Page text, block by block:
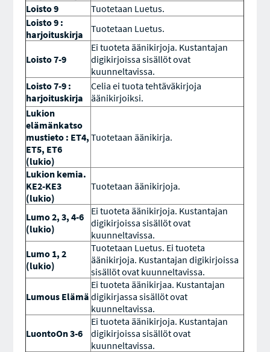
Loisto 9
Tuotetaan Luetus.
Loisto 9 :
harjoituskirja
Tuotetaan Luetus.
Loisto 7-9
Ei tuoteta äänikirjoja. Kustantajan
digikirjoissa sisällöt ovat
kuunneltavissa.
Loisto 7-9 :
harjoituskirja
Celia ei tuota tehtäväkirjoja
äänikirjoiksi.
Lukion
elämänkatso
mustieto : ET4,
ET5, ET6
(lukio)
Tuotetaan äänikirja.
Lukion kemia.
KE2-KE3
(lukio)
Tuotetaan äänikirjoja.
Lumo 2, 3, 4-6
(lukio)
Ei tuoteta äänikirjoja. Kustantajan
digikirjoissa sisällöt ovat
kuunneltavissa.
Lumo 1, 2
(lukio)
Tuotetaan Luetus. Ei tuoteta
äänikirjoja. Kustantajan digikirjoissa
sisällöt ovat kuunneltavissa.
Lumous Elämä
Ei tuoteta äänikirjaa. Kustantajan
digikirjassa sisällöt ovat
kuunneltavissa.
LuontoOn 3-6
Ei tuoteta äänikirjoja. Kustantajan
digikirjoissa sisällöt ovat
kuunneltavissa.